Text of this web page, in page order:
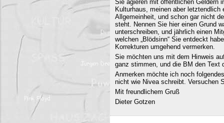
Sie agieren mit öffentlichen Geldern
Kulturhaus, meinen aber
Allgemeinheit, und schon gar nicht
steht. Nennen Sie hier einen Grund
unterschreiben, und jährlich einen
welchen „Blödsinn“ Sie entdeckt
Korrekturen umgehend vermerken.
Sie möchten uns mit dem Hinweis
ganz stimmen, und die BM den Text
Anmerken möchte ich noch
nicht wie Nivea schreibt. Versuchen
Mit freundlichem Gruß
Dieter Gotzen